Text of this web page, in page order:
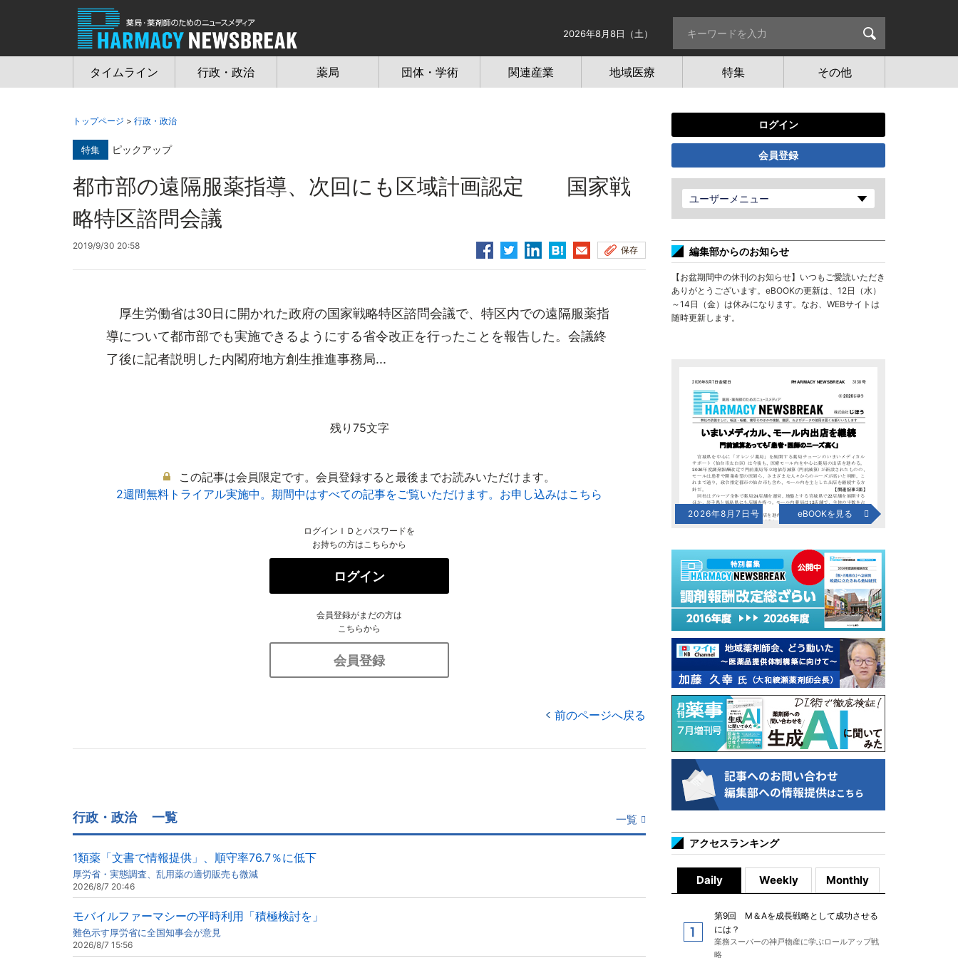
2026年8月8日（土）
タイムライン 行政・政治 薬局 団体・学術 関連産業 地域医療 特集 その他
トップページ > 行政・政治
特集 ピックアップ
都市部の遠隔服薬指導、次回にも区域計画認定 国家戦
略特区諮問会議
2019/9/30 20:58 保存
厚生労働省は30日に開かれた政府の国家戦略特区諮問会議で、特区内での遠隔服薬指
導について都市部でも実施できるようにする省令改正を行ったことを報告した。会議終
了後に記者説明した内閣府地方創生推進事務局...
残り75文字
この記事は会員限定です。会員登録すると最後までお読みいただけます。
2週間無料トライアル実施中。期間中はすべての記事をご覧いただけます。お申し込みはこちら
ログインＩＤとパスワードを
お持ちの方はこちらから
ログイン
会員登録がまだの方は
こちらから
会員登録
前のページへ戻る
行政・政治 一覧 一覧
1類薬「文書で情報提供」、順守率76.7％に低下
厚労省・実態調査、乱用薬の適切販売も微減
2026/8/7 20:46
モバイルファーマシーの平時利用「積極検討を」
難色示す厚労省に全国知事会が意見
2026/8/7 15:56
ログイン
会員登録
ユーザーメニュー
編集部からのお知らせ
【お盆期間中の休刊のお知らせ】いつもご愛読いただき
ありがとうございます。eBOOKの更新は、12日（水）
～14日（金）は休みになります。なお、WEBサイトは
随時更新します。
2026年8月7日号 eBOOKを見る
アクセスランキング
Daily Weekly Monthly
第9回 M＆Aを成長戦略として成功させる
には？
業務スーパーの神戸物産に学ぶロールアップ戦
略